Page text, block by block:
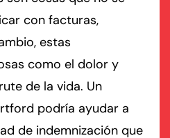
con facturas,
estas
como el dolor y
de la vida. Un
podría ayudar a
de indemnización que